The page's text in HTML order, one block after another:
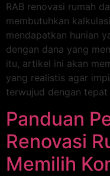
RAB renovasi rumah
membutuhkan
mendapatkan hunian
dengan dana yang
itu, artikel ini akan
yang realistis agar
terwujud dengan
Panduan
Renovasi
Memilih